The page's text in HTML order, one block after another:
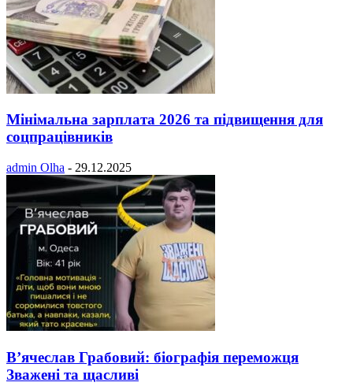
Мінімальна зарплата 2026 та підвищення для
соцпрацівників
admin Olha - 29.12.2025
В’ячеслав Грабовий: біографія переможця
Зважені та щасливі